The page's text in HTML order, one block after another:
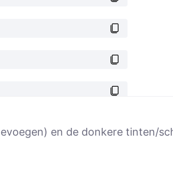
en de donkere tinten/